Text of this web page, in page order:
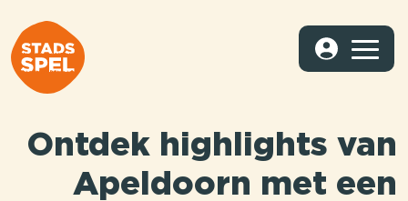
Ontdek highlights van
Apeldoorn met een